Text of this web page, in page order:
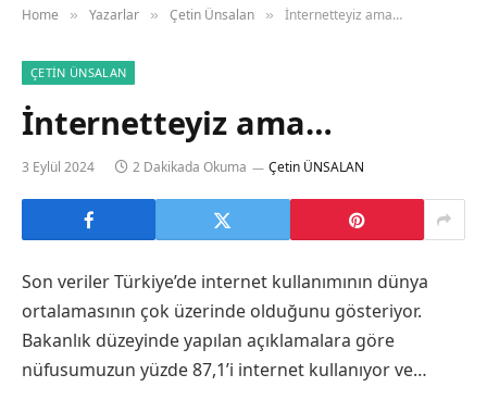
Home » Yazarlar » Çetin Ünsalan » İnternetteyiz ama…
ÇETIN ÜNSALAN
İnternetteyiz ama…
3 Eylül 2024 2 Dakikada Okuma Çetin ÜNSALAN
Son veriler Türkiye’de internet kullanımının dünya
ortalamasının çok üzerinde olduğunu gösteriyor.
Bakanlık düzeyinde yapılan açıklamalara göre
nüfusumuzun yüzde 87,1’i internet kullanıyor ve…